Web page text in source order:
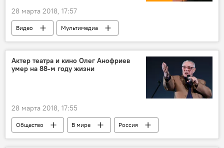
28 марта 2018, 17:57
Видео
Мультимедиа
Международная конференция по Афганистану в Ташкенте
Ташкент
Афганистан Талибан
Актер театра и кино Олег Анофриев
умер на 88-м году жизни
28 марта 2018, 17:55
Общество В мире
Россия
Александр Олешко
Олег Анофриев